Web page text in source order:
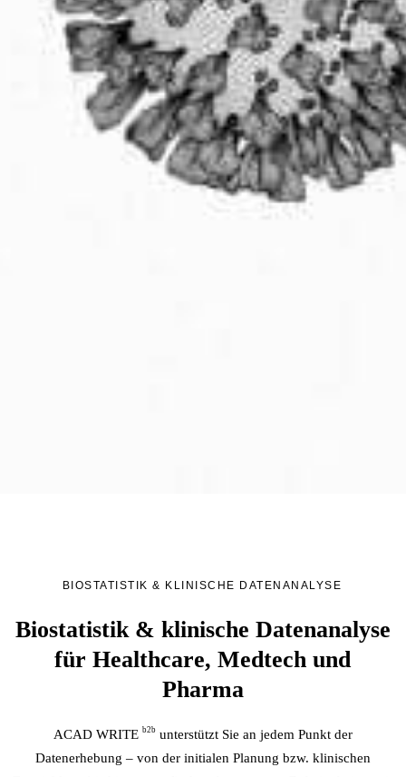
·
BIOSTATISTIK & KLINISCHE DATENANALYSE
Biostatistik & klinische Datenanalyse
für Healthcare, Medtech und
Pharma
ACAD WRITE b2b unterstützt Sie an jedem Punkt der
Datenerhebung – von der initialen Planung bzw. klinischen